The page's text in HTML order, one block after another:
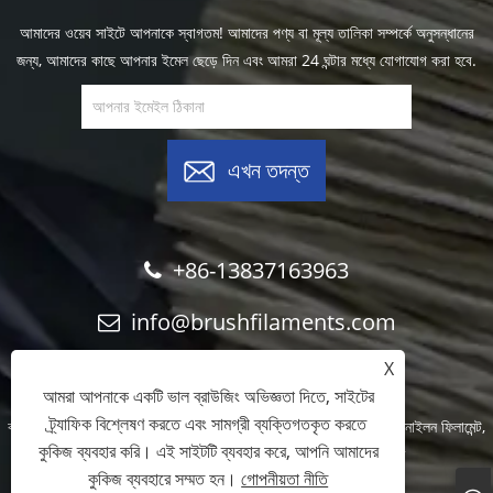
আমাদের ওয়েব সাইটে আপনাকে স্বাগতম! আমাদের পণ্য বা মূল্য তালিকা সম্পর্কে অনুসন্ধানের
জন্য, আমাদের কাছে আপনার ইমেল ছেড়ে দিন এবং আমরা 24 ঘন্টার মধ্যে যোগাযোগ করা হবে.
এখন তদন্ত
+86-13837163963
info@brushfilaments.com
কপিরাইট © 2023 Filawing Industry Co., Limited - অ্যাব্রেসিভ নাইলন ফিলামেন্ট,
সিলিকন কার্বাইড ফিলামেন্ট, ডায়মন্ড ফিলামেন্ট - সর্বস্বত্ব সংরক্ষিত
X
আমরা আপনাকে একটি ভাল ব্রাউজিং অভিজ্ঞতা দিতে, সাইটের
ট্র্যাফিক বিশ্লেষণ করতে এবং সামগ্রী ব্যক্তিগতকৃত করতে
কুকিজ ব্যবহার করি। এই সাইটটি ব্যবহার করে, আপনি আমাদের
কুকিজ ব্যবহারে সম্মত হন।গোপনীয়তা নীতি